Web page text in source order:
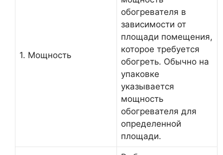
1. Мощность
обогревателя в
зависимости от
площади помещения,
которое требуется
обогреть. Обычно на
упаковке
указывается
мощность
обогревателя для
определенной
площади.